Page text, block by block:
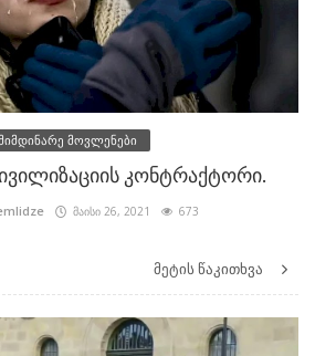
მოვლენები
კონტრაქტორი.
მაისი 26, 2021 673
მეტის წაკითხვა